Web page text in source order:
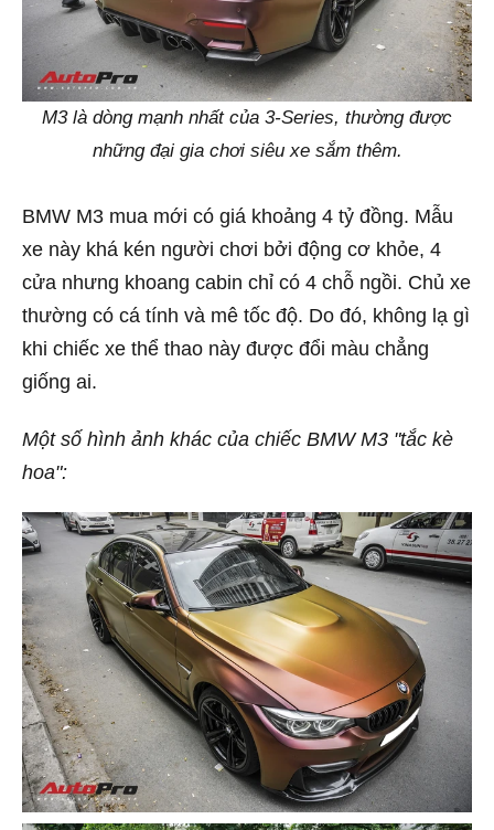
M3 là dòng mạnh nhất của 3-Series, thường được
những đại gia chơi siêu xe sắm thêm.
BMW M3 mua mới có giá khoảng 4 tỷ đồng. Mẫu
xe này khá kén người chơi bởi động cơ khỏe, 4
cửa nhưng khoang cabin chỉ có 4 chỗ ngồi. Chủ xe
thường có cá tính và mê tốc độ. Do đó, không lạ gì
khi chiếc xe thể thao này được đổi màu chẳng
giống ai.
Một số hình ảnh khác của chiếc BMW M3 "tắc kè
hoa":